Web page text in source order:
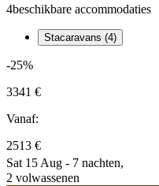
4beschikbare accommodaties
Stacaravans (4)
-25%
3341 €
Vanaf:
2513 €
Sat 15 Aug - 7 nachten,
2 volwassenen